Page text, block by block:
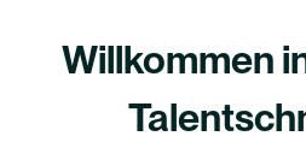
Willkommen